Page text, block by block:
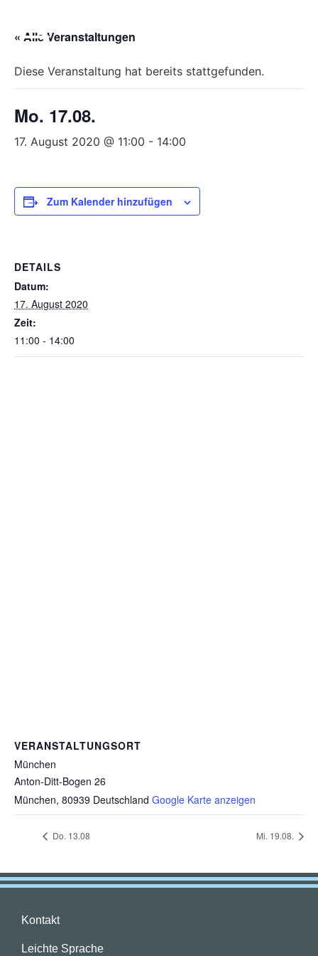
Sie,
diese
ein
verwendet.
« Alle Veranstaltungen
Diese Veranstaltung hat bereits stattgefunden.
Mo. 17.08.
17. August 2020 @ 11:00 - 14:00
Zum Kalender hinzufügen
DETAILS
Datum:
17. August 2020
Zeit:
11:00 - 14:00
VERANSTALTUNGSORT
München
Anton-Ditt-Bogen 26
München, 80939 Deutschland Google Karte anzeigen
Do. 13.08 Mi. 19.08.
Kontakt
Leichte Sprache